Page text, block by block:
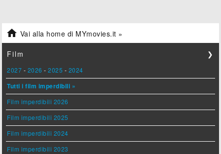
 Vai alla home di MYmovies.it »
Film ❯
2027 - 2026 -2025 - 2024
Tutti i film imperdibili »
Film imperdibili 2026
Film imperdibili 2025
Film imperdibili 2024
Film imperdibili 2023